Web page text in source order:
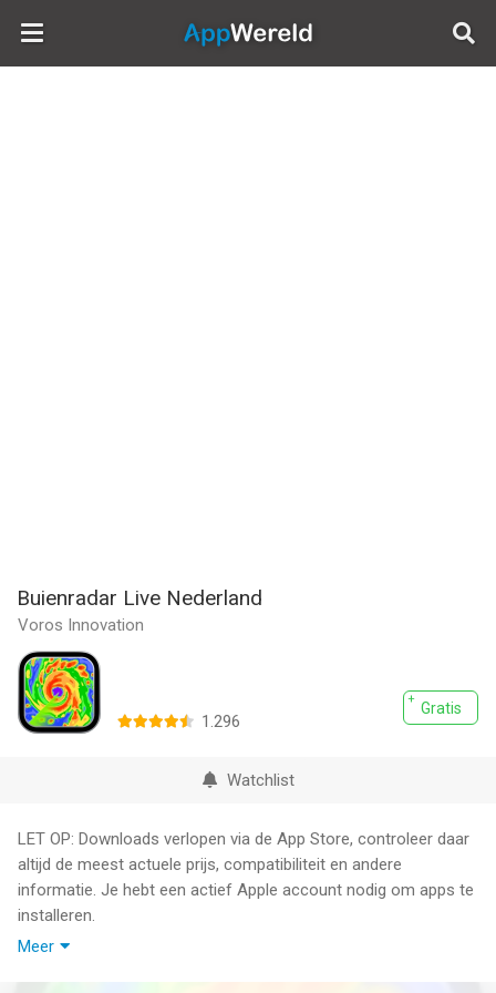
AppWereld
Buienradar Live Nederland
Voros Innovation
Gratis
1.296
Watchlist
LET OP: Downloads verlopen via de App Store, controleer daar
altijd de meest actuele prijs, compatibiliteit en andere
informatie. Je hebt een actief Apple account nodig om apps te
installeren.
Meer